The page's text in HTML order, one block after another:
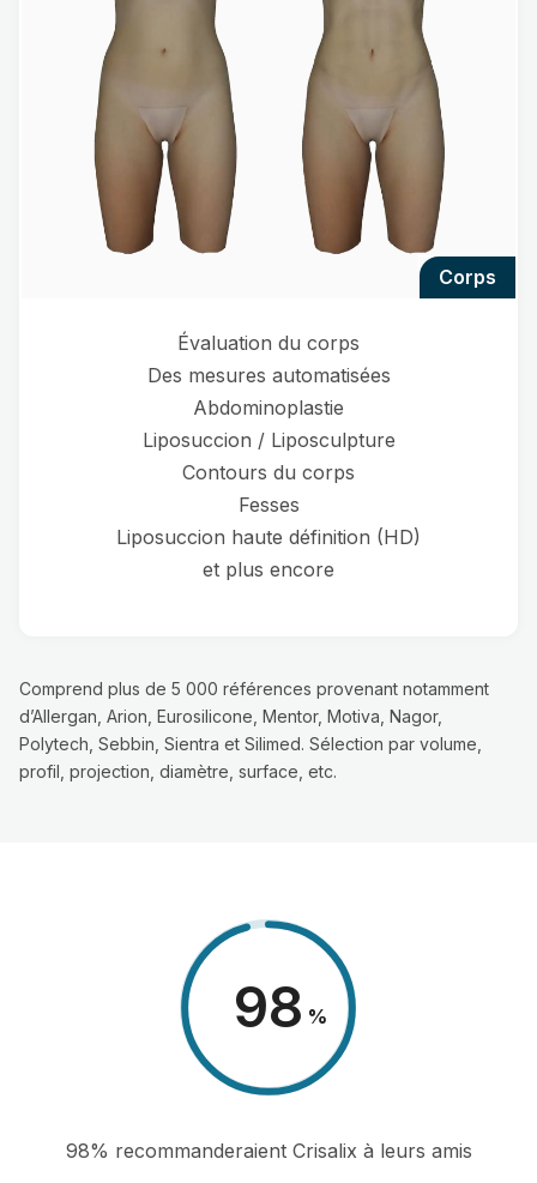
corps
Évaluation du corps
Des mesures automatisées
Abdominoplastie
Liposuccion / Liposculpture
Contours du corps
Fesses
Liposuccion haute définition (HD)
et plus encore
Comprend plus de 5 000 références provenant notamment
d’Allergan, Arion, Eurosilicone, Mentor, Motiva, Nagor,
Polytech, Sebbin, Sientra et Silimed. Sélection par volume,
profil, projection, diamètre, surface, etc.
98 %
98% recommanderaient Crisalix à leurs amis